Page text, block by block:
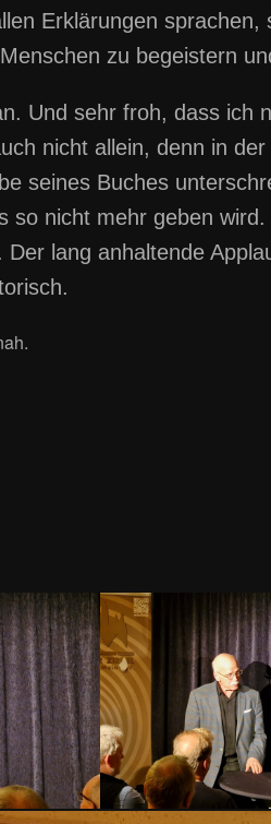
Erklärungen
zu begeistern
Und sehr froh, dass ich
nicht allein, denn in
seines Buches
so nicht mehr geben
lang anhaltende